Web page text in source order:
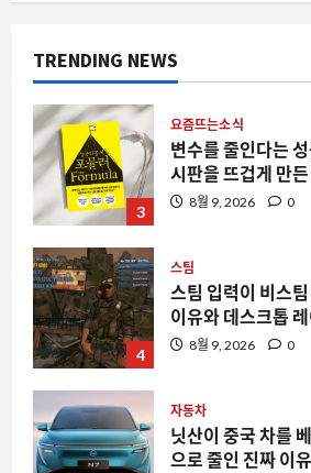
TRENDING NEWS
2
스팀에서
3
요즘뜨는소식
변수를 줄인다는
시판을 뜨겁게 만
8월 9, 2026 0
4
스팀
스팀 입력이 비스
이유와 데스크톱
8월 9, 2026 0
자동차
닛산이 중국 차를
으로 줄인 진짜 이유